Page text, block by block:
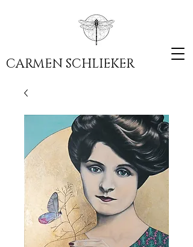
CARMEN SCHLIEKER